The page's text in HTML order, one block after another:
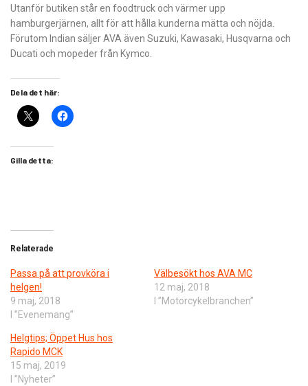
Utanför butiken står en foodtruck och värmer upp
hamburgerjärnen, allt för att hålla kunderna mätta och nöjda.
Förutom Indian säljer AVA även Suzuki, Kawasaki, Husqvarna och
Ducati och mopeder från Kymco.
Dela det här:
Gilla detta:
Relaterade
Passa på att provköra i
helgen!
9 maj, 2018
I ”Evenemang”
Välbesökt hos AVA MC
12 maj, 2018
I ”Motorcykelbranchen”
Helgtips; Öppet Hus hos
Rapido MCK
15 maj, 2019
I ”Nyheter”